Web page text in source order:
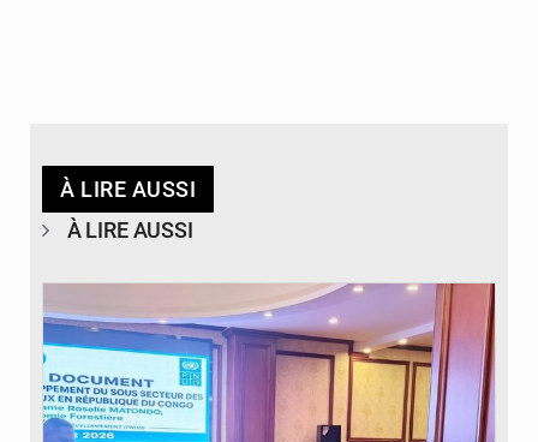
À LIRE AUSSI
À LIRE AUSSI